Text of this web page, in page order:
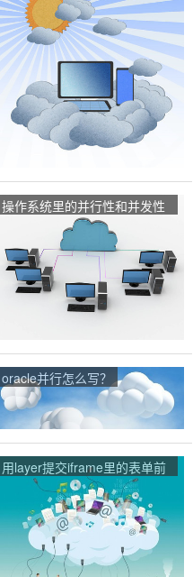
据？根据什么找的？
操作系统里的并行性和并发性
有什么区别？
oracle并行怎么写？
用layer提交iframe里的表单前
怎么使用layui表单的校验功
能？